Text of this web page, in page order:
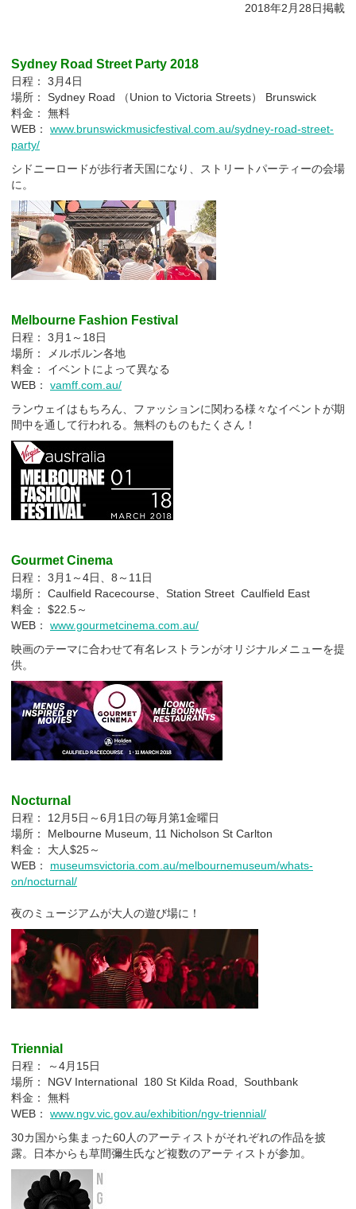
2018年2月28日掲載
Sydney Road Street Party 2018
日程： 3月4日
場所： Sydney Road （Union to Victoria Streets） Brunswick
料金： 無料
WEB： www.brunswickmusicfestival.com.au/sydney-road-street-
party/
シドニーロードが歩行者天国になり、ストリートパーティーの会場
に。
Melbourne Fashion Festival
日程： 3月1～18日
場所： メルボルン各地
料金： イベントによって異なる
WEB： vamff.com.au/
ランウェイはもちろん、ファッションに関わる様々なイベントが期
間中を通して行われる。無料のものもたくさん！
Gourmet Cinema
日程： 3月1～4日、8～11日
場所： Caulfield Racecourse、Station Street Caulfield East
料金： $22.5～
WEB： www.gourmetcinema.com.au/
映画のテーマに合わせて有名レストランがオリジナルメニューを提
供。
Nocturnal
日程： 12月5日～6月1日の毎月第1金曜日
場所： Melbourne Museum, 11 Nicholson St Carlton
料金： 大人$25～
WEB： museumsvictoria.com.au/melbournemuseum/whats-
on/nocturnal/
夜のミュージアムが大人の遊び場に！
Triennial
日程： ～4月15日
場所： NGV International 180 St Kilda Road, Southbank
料金： 無料
WEB： www.ngv.vic.gov.au/exhibition/ngv-triennial/
30カ国から集まった60人のアーティストがそれぞれの作品を披
露。日本からも草間彌生氏など複数のアーティストが参加。